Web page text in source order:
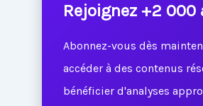
Rejoignez +2 000
Abonnez-vous dès
accéder à des contenus
bénéficier d'analyses